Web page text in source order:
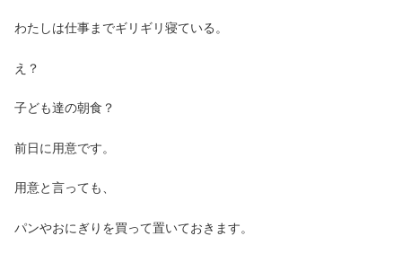
わたしは仕事までギリギリ寝ている。
え？
子ども達の朝食？
前日に用意です。
用意と言っても、
パンやおにぎりを買って置いておきます。